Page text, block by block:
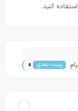
کنید.
پست بعدی »